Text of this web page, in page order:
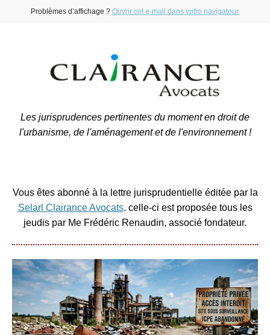
Problèmes d’affichage ? Ouvrir cet e-mail dans votre navigateur.
Les jurisprudences pertinentes du moment en droit de
l'urbanisme, de l'aménagement et de l'environnement !
Vous êtes abonné à la lettre jurisprudentielle éditée par la
Selarl Clairance Avocats. celle-ci est proposée tous les
jeudis par Me Frédéric Renaudin, associé fondateur.